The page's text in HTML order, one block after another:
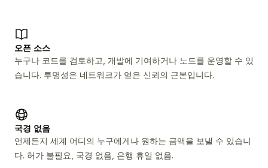
오픈 소스
누구나 코드를 검토하고, 개발에 기여하거나 노드를 운영할 수 있
습니다. 투명성은 네트워크가 얻은 신뢰의 근본입니다.
국경 없음
언제든지 세계 어디의 누구에게나 원하는 금액을 보낼 수 있습니
다. 허가 불필요, 국경 없음, 은행 휴일 없음.